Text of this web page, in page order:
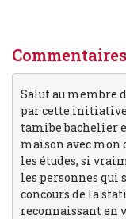
Salut au membre
par cette
tamibe bachelier
maison avec mon
les études, si
les personnes qui
concours de la
reconnaissant en